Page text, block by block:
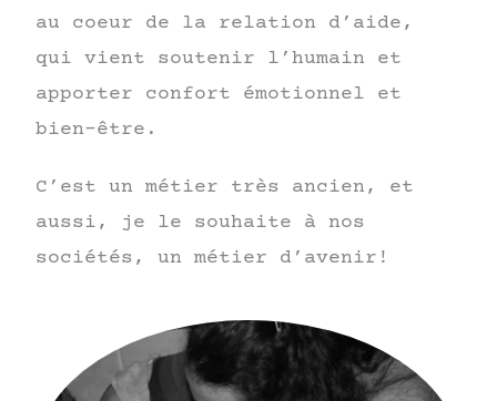
au coeur de la relation d’aide,
qui vient soutenir l’humain et
apporter confort émotionnel et
bien-être.
​C’est un métier très ancien, et
aussi, je le souhaite à nos
sociétés, un métier d’avenir!